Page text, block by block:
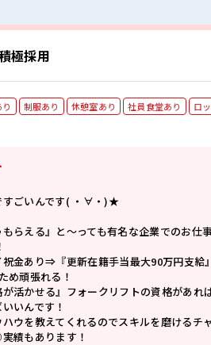
極採用
制服あり 休憩室あり 社員食堂あり
ロ
すごいんです( ・∀・)★
らえる』と～っても有名な企業でのお仕
祝金あり⇒『更新在籍手当最大90万円支
め頑張れる！
が活かせる』フォークリフトの資格があれ
いんです！
ウを教えてくれるのでスキルを磨けるチ
績もあります！